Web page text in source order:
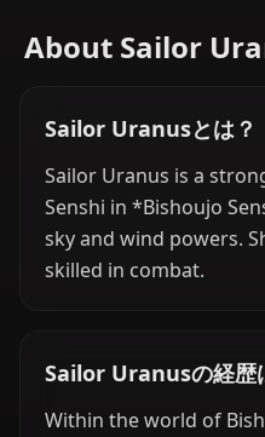
About Sailor
Sailor Uranusとは？
Sailor Uranus is a
Senshi in *Bishoujo
sky and wind powers.
skilled in combat.
Sailor Uranusの経歴
Within the world of